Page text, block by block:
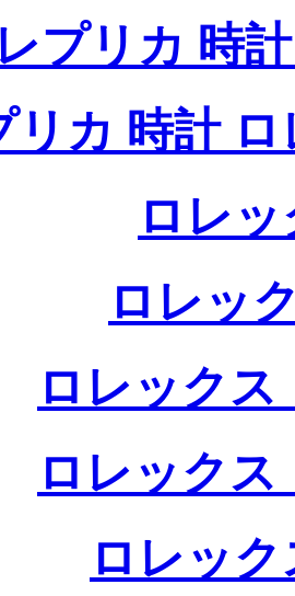
レプリカ 時
リカ 時計
ロレ
ロレッ
ロレックス
ロレックス
ロレッ